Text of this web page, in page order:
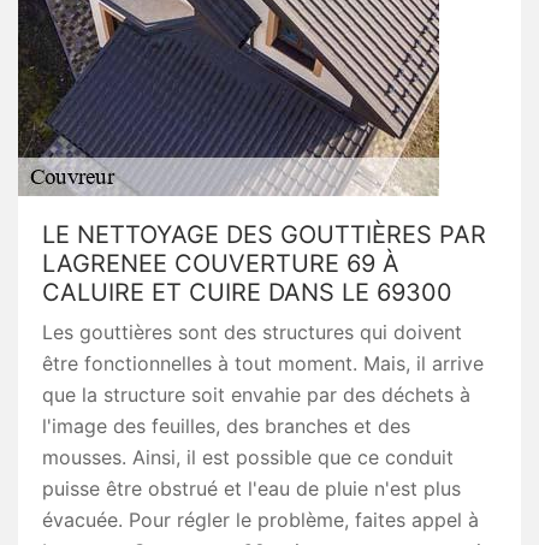
LE NETTOYAGE DES GOUTTIÈRES PAR
LAGRENEE COUVERTURE 69 À
CALUIRE ET CUIRE DANS LE 69300
Les gouttières sont des structures qui doivent
être fonctionnelles à tout moment. Mais, il arrive
que la structure soit envahie par des déchets à
l'image des feuilles, des branches et des
mousses. Ainsi, il est possible que ce conduit
puisse être obstrué et l'eau de pluie n'est plus
évacuée. Pour régler le problème, faites appel à